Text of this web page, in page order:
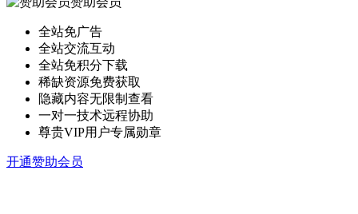
全站免广告
全站交流互动
全站免积分下载
稀缺资源免费获取
隐藏内容无限制查看
一对一技术远程协助
尊贵VIP用户专属勋章
开通赞助会员